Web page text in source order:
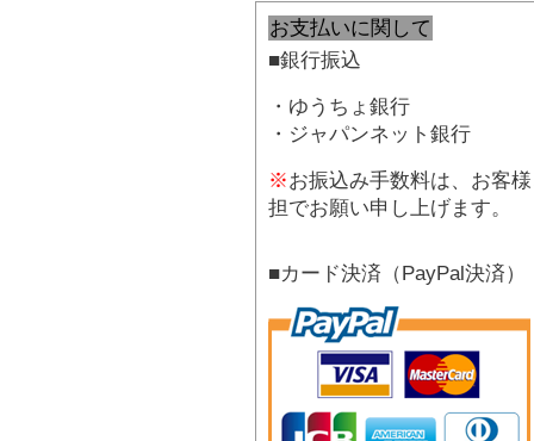
お支払いに関して
■銀行振込
・ゆうちょ銀行
・ジャパンネット銀行
※お振込み手数料は、お客
担でお願い申し上げます。
■カード決済（PayPal決済）